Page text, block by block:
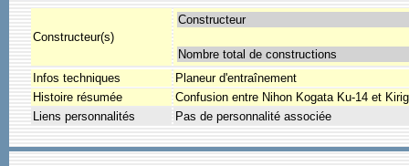
Constructeur(s)
Constructeur
Nombre total de constructions
Infos techniques
Planeur d'entraînement
Histoire résumée
Confusion entre Nihon Kogata Ku-14 et
Liens personnalités
Pas de personnalité associée